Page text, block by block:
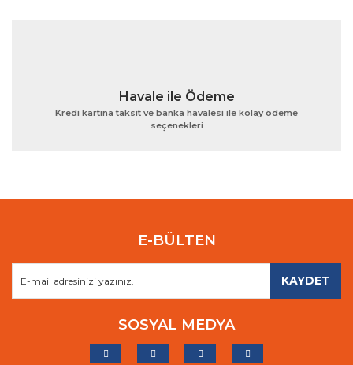
Havale ile Ödeme
Kredi kartına taksit ve banka havalesi ile kolay ödeme
seçenekleri
E-BÜLTEN
KAYDET
SOSYAL MEDYA